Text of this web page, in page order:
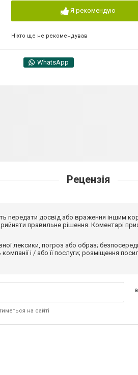
Я рекомендую
Ніхто ще не рекомендував
WhatsApp
Рецензія
передати досвід або враження іншим
правильне рішення. Коментарі
лексики, погроз або образ;
і / або її послуги; розміщення
на сайті